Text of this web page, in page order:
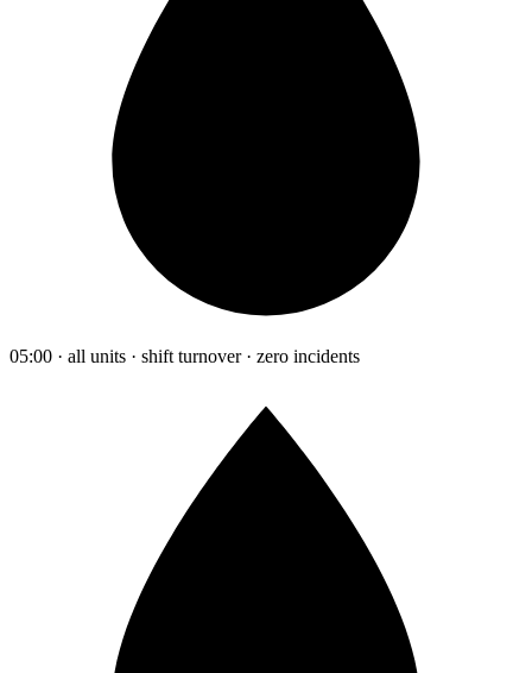
05:00 · all units · shift turnover · zero incidents